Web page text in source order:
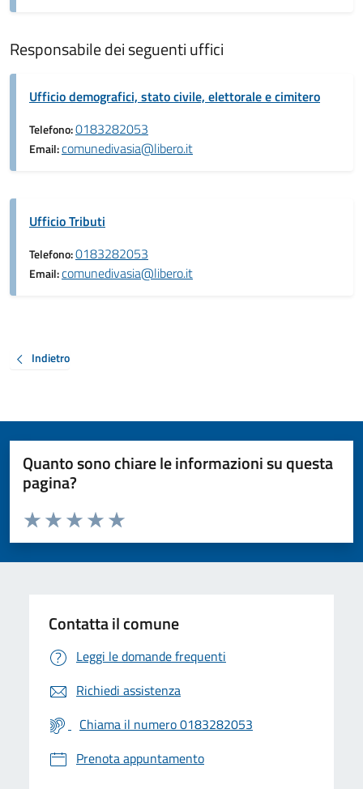
Responsabile dei seguenti uffici
Ufficio demografici, stato civile, elettorale e cimitero
Telefono:0183282053
Email:comunedivasia@libero.it
Ufficio Tributi
Telefono:0183282053
Email:comunedivasia@libero.it
Indietro
Quanto sono chiare le informazioni su questa
pagina?
Valuta da 1 a 5 stelle la pagina
Valuta 5 stelle su 5
Valuta 4 stelle su 5
Valuta 3 stelle su 5
Valuta 2 stelle su 5
Valuta 1 stelle su 5
Contatta il comune
Leggi le domande frequenti
Richiedi assistenza
Chiama il numero 0183282053
Prenota appuntamento